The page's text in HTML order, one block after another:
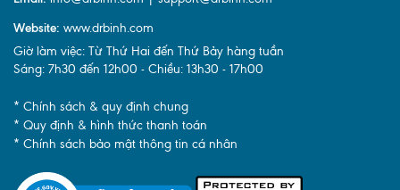
Website: www.drbinh.com
Giờ làm việc: Từ Thứ Hai đến Thứ Bảy hàng tuần
Sáng: 7h30 đến 12h00 - Chiều: 13h30 - 17h00
* Chính sách & quy định chung
* Quy định & hình thức thanh toán
* Chính sách bảo mật thông tin cá nhân